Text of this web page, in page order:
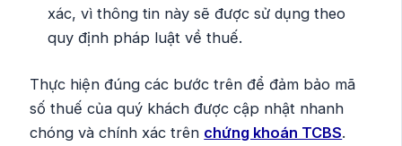
xác, vì thông tin này sẽ được sử dụng theo
quy định pháp luật về thuế.
Thực hiện đúng các bước trên để đảm bảo mã
số thuế của quý khách được cập nhật nhanh
chóng và chính xác trên chứng khoán TCBS.